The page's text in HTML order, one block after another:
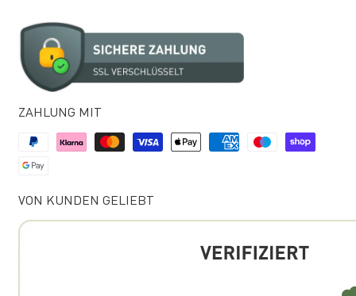
ZAHLUNG MIT
VON KUNDEN GELIEBT